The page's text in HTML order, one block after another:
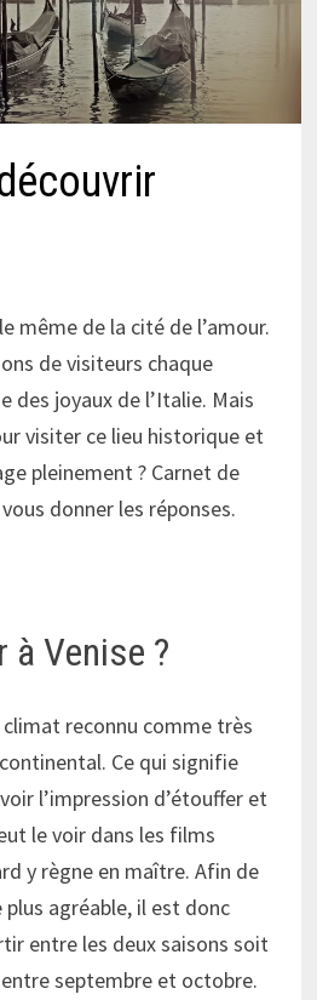
même de la cité de l’amour.
de visiteurs chaque
des joyaux de l’Italie. Mais
visiter ce lieu historique et
pleinement ? Carnet de
donner les réponses.
à Venise ?
climat reconnu comme très
Ce qui signifie
l’impression d’étouffer et
le voir dans les films
y règne en maître. Afin de
plus agréable, il est donc
entre les deux saisons soit
septembre et octobre.